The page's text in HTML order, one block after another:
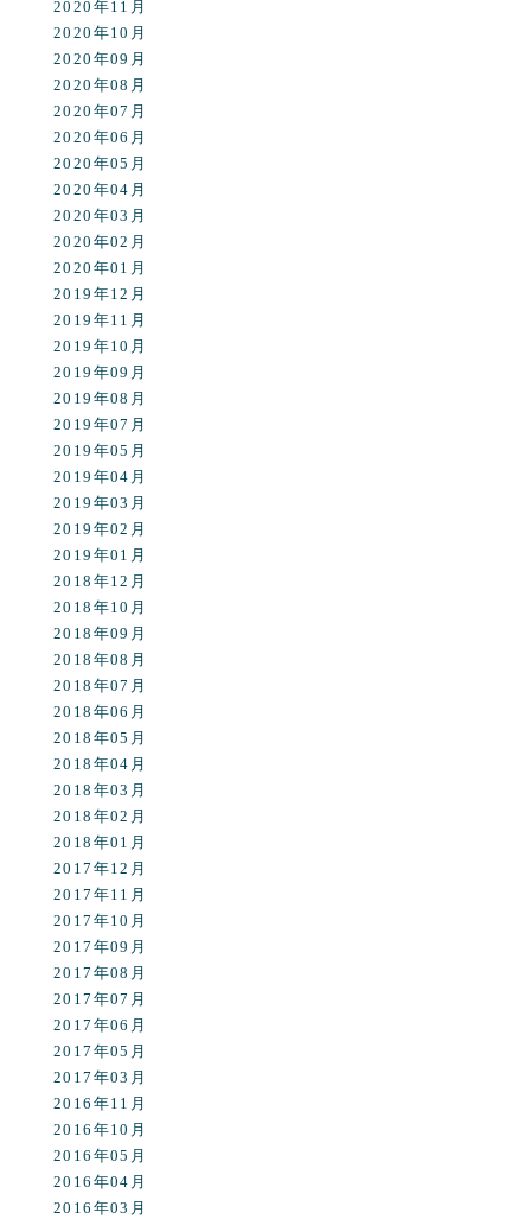
2020年11月
2020年10月
2020年09月
2020年08月
2020年07月
2020年06月
2020年05月
2020年04月
2020年03月
2020年02月
2020年01月
2019年12月
2019年11月
2019年10月
2019年09月
2019年08月
2019年07月
2019年05月
2019年04月
2019年03月
2019年02月
2019年01月
2018年12月
2018年10月
2018年09月
2018年08月
2018年07月
2018年06月
2018年05月
2018年04月
2018年03月
2018年02月
2018年01月
2017年12月
2017年11月
2017年10月
2017年09月
2017年08月
2017年07月
2017年06月
2017年05月
2017年03月
2016年11月
2016年10月
2016年05月
2016年04月
2016年03月